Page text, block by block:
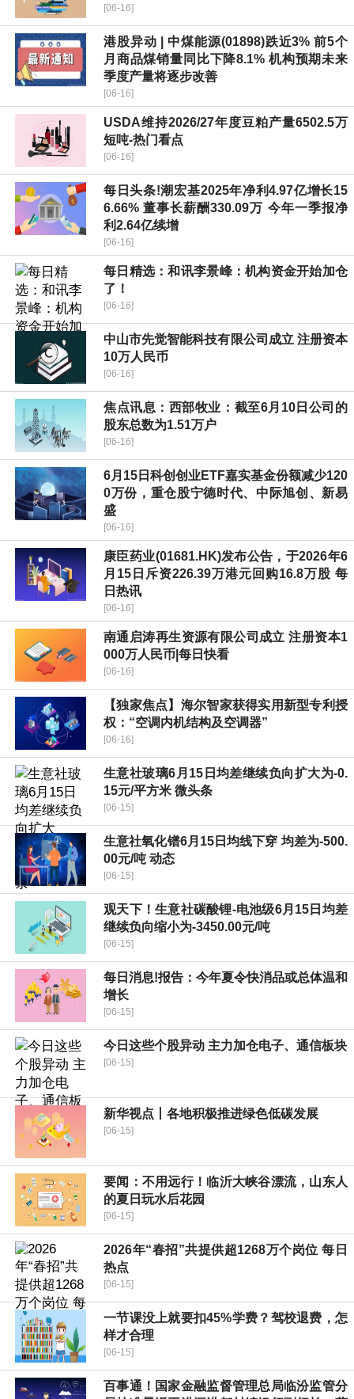
[06-16]
港股异动 | 中煤能源(01898)跌近3% 前5个
月商品煤销量同比下降8.1% 机构预期未来
季度产量将逐步改善
[06-16]
USDA维持2026/27年度豆粕产量6502.5万
短吨-热门看点
[06-16]
每日头条!潮宏基2025年净利4.97亿增长15
6.66% 董事长薪酬330.09万 今年一季报净
利2.64亿续增
[06-16]
每日精选：和讯李景峰：机构资金开始加仓
了！
[06-16]
中山市先觉智能科技有限公司成立 注册资本
10万人民币
[06-16]
焦点讯息：西部牧业：截至6月10日公司的
股东总数为1.51万户
[06-16]
6月15日科创创业ETF嘉实基金份额减少120
0万份，重仓股宁德时代、中际旭创、新易
盛
[06-16]
康臣药业(01681.HK)发布公告，于2026年6
月15日斥资226.39万港元回购16.8万股 每
日热讯
[06-16]
南通启涛再生资源有限公司成立 注册资本1
000万人民币|每日快看
[06-16]
【独家焦点】海尔智家获得实用新型专利授
权：“空调内机结构及空调器”
[06-16]
生意社玻璃6月15日均差继续负向扩大为-0.
15元/平方米 微头条
[06-15]
生意社氧化镨6月15日均线下穿 均差为-500.
00元/吨 动态
[06-15]
观天下！生意社碳酸锂-电池级6月15日均差
继续负向缩小为-3450.00元/吨
[06-15]
每日消息!报告：今年夏令快消品或总体温和
增长
[06-15]
今日这些个股异动 主力加仓电子、通信板块
[06-15]
新华视点丨各地积极推进绿色低碳发展
[06-15]
要闻：不用远行！临沂大峡谷漂流，山东人
的夏日玩水后花园
[06-15]
2026年“春招”共提供超1268万个岗位 每日
热点
[06-15]
一节课没上就要扣45%学费？驾校退费，怎
样才合理
[06-15]
百事通！国家金融监督管理总局临汾监管分